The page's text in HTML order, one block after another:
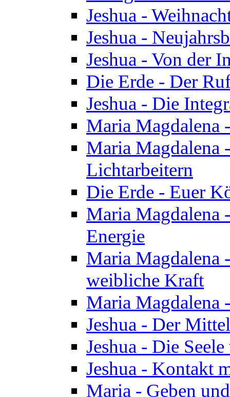
Jeshua -
Jeshua -
Jeshua - Von der
Die Erde - Der
Jeshua - Die
Maria Magdalena
Maria Magdalena
Lichtarbeitern
Die Erde - Euer
Maria Magdalena
Energie
Maria Magdalena
weibliche Kraft
Maria Magdalena
Jeshua - Der
Jeshua - Die
Jeshua - Kontakt
Maria - Geben